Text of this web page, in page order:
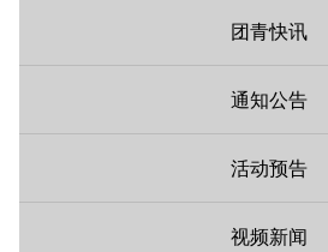
团青快讯
通知公告
活动预告
视频新闻